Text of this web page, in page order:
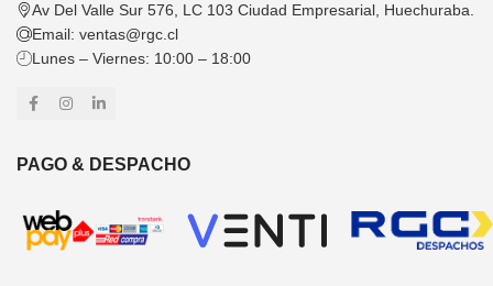
Av Del Valle Sur 576, LC 103 Ciudad Empresarial, Huechuraba.
Email: ventas@rgc.cl
Lunes – Viernes: 10:00 – 18:00
PAGO & DESPACHO